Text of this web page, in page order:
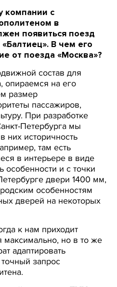
компании с
в
появиться поезд
В чем его
от поезда «Москва»?
состав для
опираемся на его
размер
пассажиров,
При разработке
Петербурга мы
них историчность
там есть
в интерьере в виде
особенности и с точки
двери 1400 мм,
особенностям
дверей на некоторых
к нам приходит
максимально, но в то же
адаптировать
запрос